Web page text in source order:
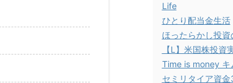
Life
ひとり配当金生活
ほったらかし投資
【L】米国株投資
Time is money キ
セミリタイア資